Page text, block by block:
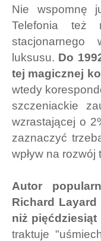
Nie wspomnę
Telefonia też
luksusu. Do
tej magicznej
wtedy
szczeniackie
wzrastającej o
zaznaczyć
wpływ na rozwój
Autor
Richard
niż pięćdziesiąt
traktuje